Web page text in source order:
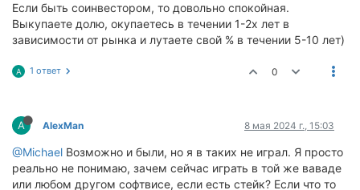
Если быть соинвестором, то довольно спокойная.
Выкупаете долю, окупаетесь в течении 1-2х лет в
зависимости от рынка и лутаете свой % в течении 5-10 лет)
A 1 ответ 0
A AlexMan 8 мая 2024 г., 15:03
@Michael Возможно и были, но я в таких не играл. Я просто
реально не понимаю, зачем сейчас играть в той же ваваде
или любом другом софтвисе, если есть стейк? Если что то